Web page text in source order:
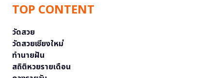
TOP CONTENT
วัดสวย
วัดสวยเชียงใหม่
ทำนายฝัน
สถิติหวยรายเดือน